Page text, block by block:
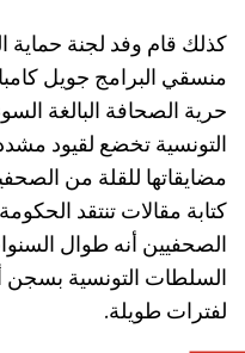
كذلك قام وفد لجنة
منسقي البرامج جويل
حرية الصحافة البالغة
التونسية تخضع لقيود
مضايقاتها للقلة من
كتابة مقالات تنتقد
الصحفيين أنه طوال
السلطات التونسية بسجن
لفترات طويلة.